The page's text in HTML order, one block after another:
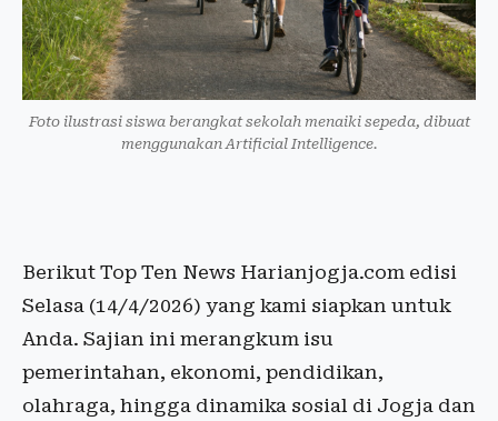
Foto ilustrasi siswa berangkat sekolah menaiki sepeda, dibuat
menggunakan Artificial Intelligence.
Berikut Top Ten News Harianjogja.com edisi
Selasa (14/4/2026) yang kami siapkan untuk
Anda. Sajian ini merangkum isu
pemerintahan, ekonomi, pendidikan,
olahraga, hingga dinamika sosial di Jogja dan